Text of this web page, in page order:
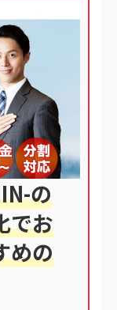
の
でお
めの